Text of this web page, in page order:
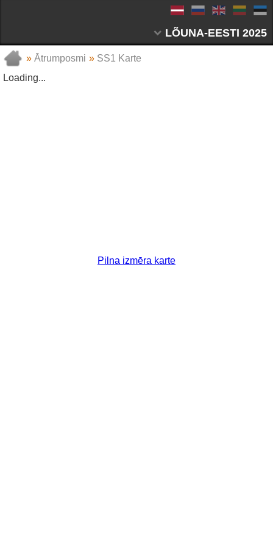
LÕUNA-EESTI 2025
»Ātrumposmi » SS1 Karte
Loading...
Pilna izmēra karte